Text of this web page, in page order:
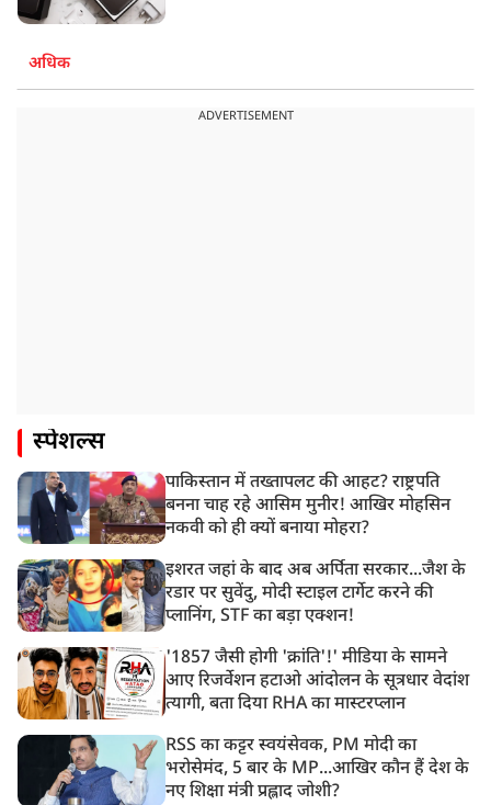
अधिक
ADVERTISEMENT
स्पेशल्स
पाकिस्तान में तख्तापलट की आहट? राष्ट्रपति
बनना चाह रहे आसिम मुनीर! आखिर मोहसिन
नकवी को ही क्यों बनाया मोहरा?
इशरत जहां के बाद अब अर्पिता सरकार...जैश के
रडार पर सुवेंदु, मोदी स्टाइल टार्गेट करने की
प्लानिंग, STF का बड़ा एक्शन!
'1857 जैसी होगी 'क्रांति'!' मीडिया के सामने
आए रिजर्वेशन हटाओ आंदोलन के सूत्रधार वेदांश
त्यागी, बता दिया RHA का मास्टरप्लान
RSS का कट्टर स्वयंसेवक, PM मोदी का
भरोसेमंद, 5 बार के MP...आखिर कौन हैं देश के
नए शिक्षा मंत्री प्रह्लाद जोशी?